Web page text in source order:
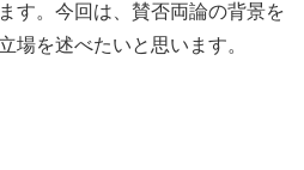
す。今回は、賛否両論の背景を
場を述べたいと思います。